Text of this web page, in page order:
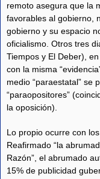
remoto asegura que la
favorables al gobierno,
gobierno y su espacio
oficialismo. Otros tres
Tiempos y El Deber),
con la misma
medio “paraestatal” se
“paraopositores”
la oposición).
Lo propio ocurre con
Reafirmado “la
Razón”, el abrumado
15% de publicidad